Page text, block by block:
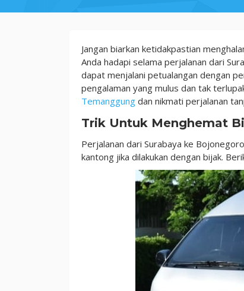
Travel
Surabaya
Temanggung,
6
Tips
Biaya
Perjalanan
Jangan biarkan ketidakpastian
Anda hadapi selama perjalanan dari
dapat menjalani petualangan dengan
pengalaman yang mulus dan tak
Temanggung dan nikmati perjalanan
Trik Untuk Menghemat
Perjalanan dari Surabaya ke
kantong jika dilakukan dengan bijak.